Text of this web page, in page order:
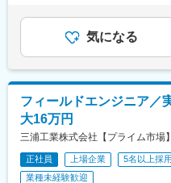
場完備）※受動喫煙対策：
駅、西松本駅、田原町駅(
坂駅、竹田駅(京都府)、
中野駅、涙橋駅
スタンダー
気になる
フィールドエンジニア／
大16万円
三浦工業株式会社【プライム市場】
正社員 上場企業 5名以上採用
業種未経験歓迎